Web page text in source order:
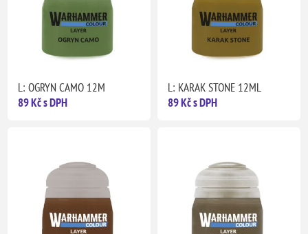
L: OGRYN CAMO 12M
89 Kč s DPH
L: KARAK STONE 12ML
89 Kč s DPH